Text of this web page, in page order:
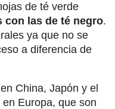
de té verde
con las de té negro.
ya que no se
a diferencia de
China, Japón y el
Europa, que son